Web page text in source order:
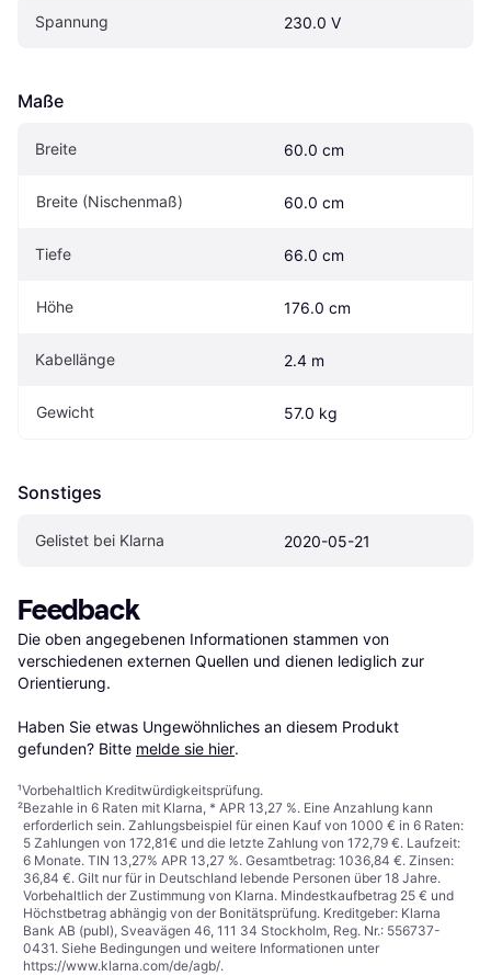
Spannung 230.0 V
Maße
Breite 60.0 cm
Breite (Nischenmaß) 60.0 cm
Tiefe 66.0 cm
Höhe 176.0 cm
Kabellänge 2.4 m
Gewicht 57.0 kg
Sonstiges
Gelistet bei Klarna 2020-05-21
Feedback
Die oben angegebenen Informationen stammen von
verschiedenen externen Quellen und dienen lediglich zur
Orientierung.
Haben Sie etwas Ungewöhnliches an diesem Produkt
gefunden? Bitte melde sie hier.
¹Vorbehaltlich Kreditwürdigkeitsprüfung.
²Bezahle in 6 Raten mit Klarna, * APR 13,27 %. Eine Anzahlung kann
erforderlich sein. Zahlungsbeispiel für einen Kauf von 1000 € in 6 Raten:
5 Zahlungen von 172,81€ und die letzte Zahlung von 172,79 €. Laufzeit:
6 Monate. TIN 13,27% APR 13,27 %. Gesamtbetrag: 1036,84 €. Zinsen:
36,84 €. Gilt nur für in Deutschland lebende Personen über 18 Jahre.
Vorbehaltlich der Zustimmung von Klarna. Mindestkaufbetrag 25 € und
Höchstbetrag abhängig von der Bonitätsprüfung. Kreditgeber: Klarna
Bank AB (publ), Sveavägen 46, 111 34 Stockholm, Reg. Nr.: 556737-
0431. Siehe Bedingungen und weitere Informationen unter
https://www.klarna.com/de/agb/.